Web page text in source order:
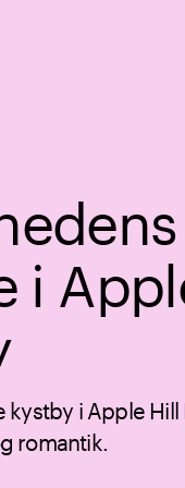
i
kystby i Apple Hill
romantik.